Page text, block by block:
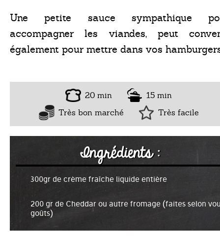
Une petite sauce sympathique
accompagner les viandes, peut
également pour mettre dans vos
20 min
15 min
Très bon marché
Très facile
Ingrédients :
300gr de crème fraîche liquide entière
200 gr de Cheddar ou autre fromage (faites selon
goûts)